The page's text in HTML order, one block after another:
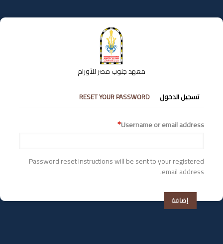
إلى
المحتوى
معهد جنوب مصر للأورام
التبويبات
الأساسية
تسجيل الدخول RESET YOUR PASSWORD
Username or email address
Password reset instructions will be sent to your registered
email address.